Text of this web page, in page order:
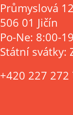
Průmyslová
506 01 Jičín
Po-Ne: 8:00-
Státní svátky:
+420 227 272